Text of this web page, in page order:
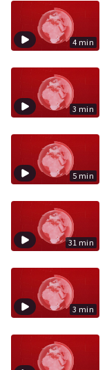
4 min
3 min
5 min
31 min
3 min